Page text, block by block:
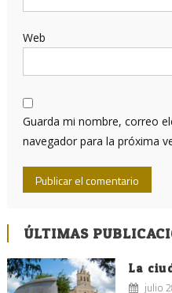
Web
Guarda mi nombre, correo
navegador para la próxima
ÚLTIMAS
La
julio